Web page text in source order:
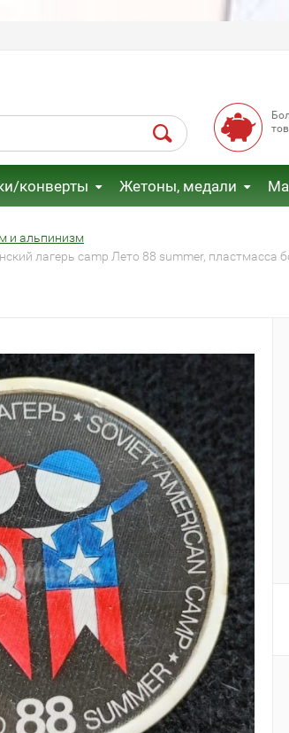
конверты Жетоны, медали
и альпинизм
лагерь camp Лето 88 summer, пластмасса